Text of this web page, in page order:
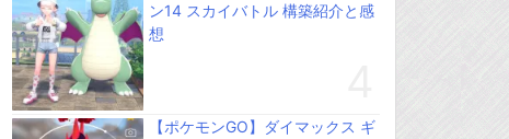
ン14 スカイバトル 構築紹介と感
想
【ポケモンGO】ダイマックス ギ